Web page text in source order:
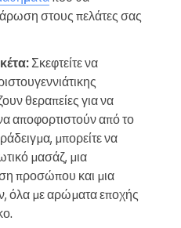
στους πελάτες σας
Σκεφτείτε να
θεραπείες για να
αποφορτιστούν από το
μπορείτε να
μασάζ, μια
προσώπου και μια
όλα με αρώματα εποχής